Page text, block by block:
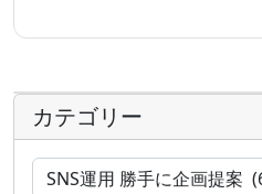
カテゴリー